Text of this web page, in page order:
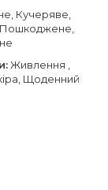
Кучеряве,
Живлення ,
Щоденний